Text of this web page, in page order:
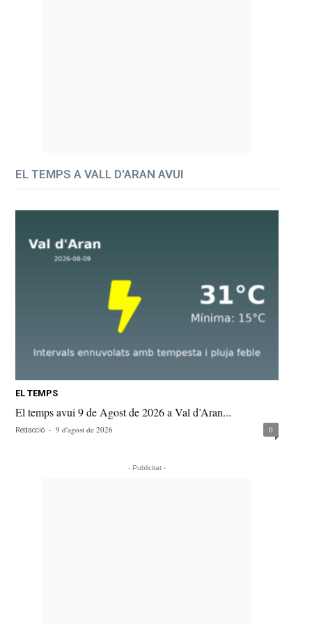
EL TEMPS A VALL D'ARAN AVUI
EL TEMPS
El temps avui 9 de Agost de 2026 a Val d’Aran...
Redacció - 9 d'agost de 2026 0
- Publicitat -